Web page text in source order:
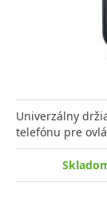
Univerzálny
telefónu pre